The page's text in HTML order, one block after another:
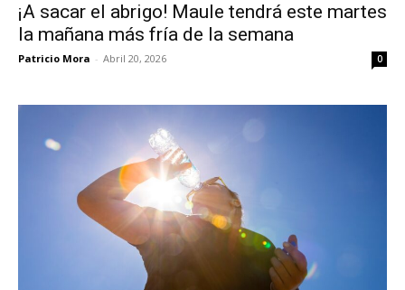
¡A sacar el abrigo! Maule tendrá este martes
la mañana más fría de la semana
Patricio Mora - Abril 20, 2026 0